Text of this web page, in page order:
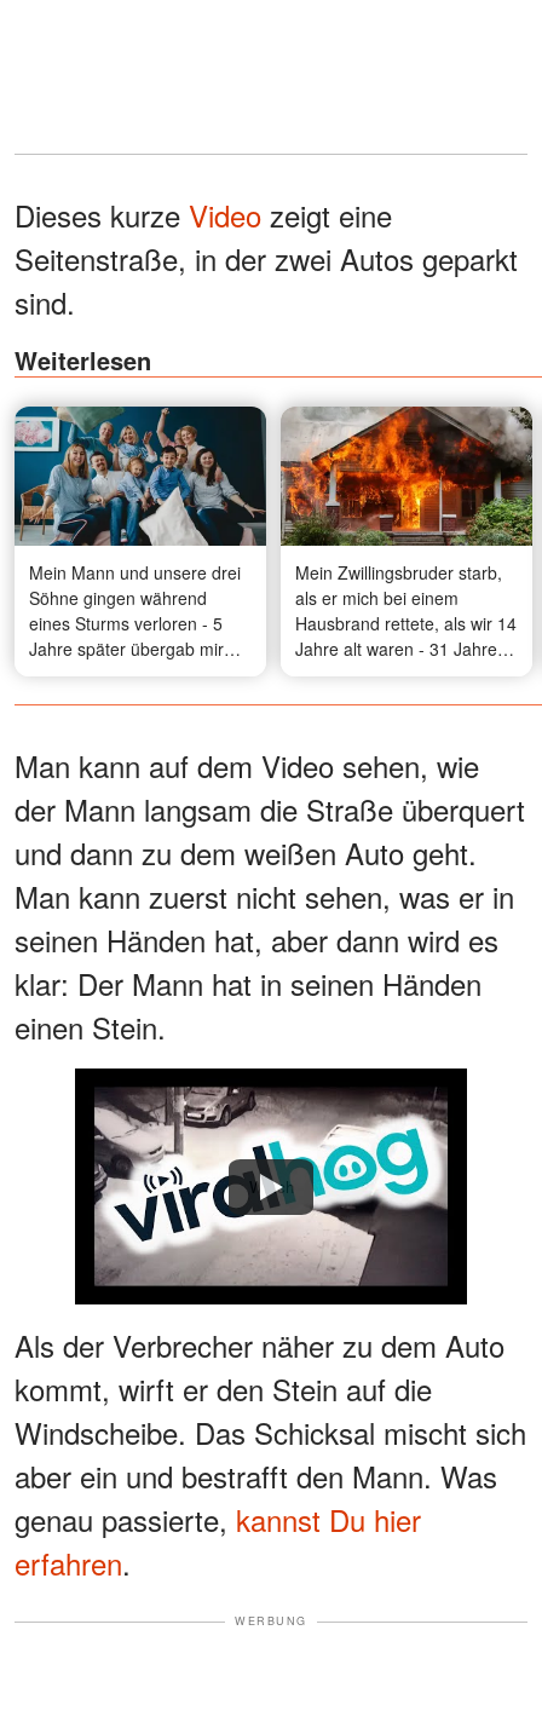
Dieses kurze Video zeigt eine
Seitenstraße, in der zwei Autos geparkt
sind.
Weiterlesen
Mein Mann und unsere drei
Söhne gingen während
eines Sturms verloren - 5
Jahre später übergab mir
meine jüngste Tochter mitten
in der Nacht einen Zettel und
an diesem Tag wirklich
passiert ist
Mein Zwillingsbruder starb,
als er mich bei einem
Hausbrand rettete, als wir 14
Jahre alt waren - 31 Jahre
später klopfte ein Mann an
meine Tür, der genau wie er
Man kann auf dem Video sehen, wie
der Mann langsam die Straße überquert
und dann zu dem weißen Auto geht.
Man kann zuerst nicht sehen, was er in
seinen Händen hat, aber dann wird es
klar: Der Mann hat in seinen Händen
einen Stein.
Watch
Als der Verbrecher näher zu dem Auto
kommt, wirft er den Stein auf die
Windscheibe. Das Schicksal mischt sich
aber ein und bestrafft den Mann. Was
genau passierte, kannst Du hier
erfahren.
WERBUNG